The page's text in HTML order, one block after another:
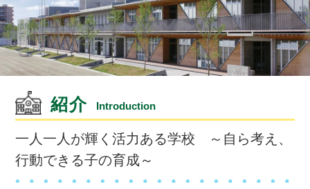
紹介 Introduction
一人一人が輝く活力ある学校 ～自ら考え、
行動できる子の育成～